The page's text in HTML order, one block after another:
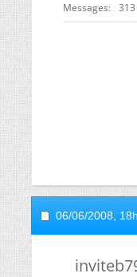
Messages 313
06/06/2008,